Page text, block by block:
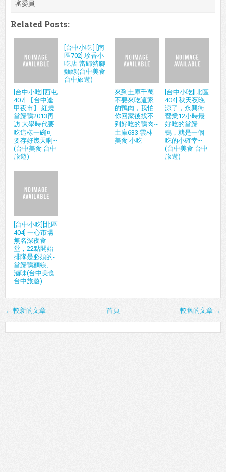
審委員
Related Posts:
[台中小吃][西屯
407] 【台中逢
甲夜市】 紅燒
當歸鴨2013再
訪 大學時代要
吃這樣一碗可
要存好幾天啊~
(台中美食 台中
旅遊)
[台中小吃 ] [南
區702] 珍香小
吃店-當歸豬腳
麵線(台中美食
台中旅遊)
來到土庫千萬
不要來吃這家
的鴨肉，我怕
你回家後找不
到好吃的鴨肉~
土庫633 雲林
美食 小吃
[台中小吃][北區
404] 秋天夜晚
涼了，永興街
營業12小時最
好吃的當歸
鴨，就是一個
吃的小確幸~
(台中美食 台中
旅遊)
[台中小吃][北區
404] 一心市場
無名深夜食
堂，22點開始
排隊是必須的-
當歸鴨麵線、
滷味(台中美食
台中旅遊)
← 較新的文章 較舊的文章 →
首頁